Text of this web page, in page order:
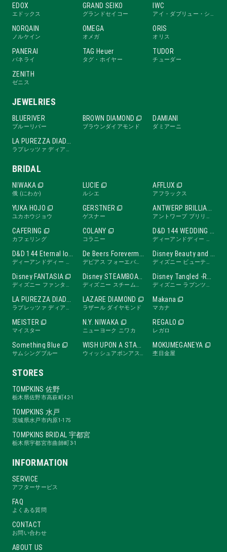
EDOX
エドックス
GRAND SEIKO
グランドセイコー
IWC
アイ・ダブリュー・シー
NORQAIN
ノルケイン
OMEGA
オメガ
ORIS
オリス
PANERAI
パネライ
TAG Heuer
タグ・ホイヤー
TUDOR
チューダー
ZENITH
ゼニス
JEWELRIES
BLUERIVER
ブルーリバー
BROWN DIAMOND
ブラウンダイアモンド
DAMIANI
ダミアーニ
LA PUREZZA DIADE
ラプレッツァ ディアーデ
BRIDAL
NIWAKA
俄 (にわか)
LUCIE
ルシエ
AFFLUX
アフラックス
YUKA HOJO
ユカホウジョウ
GERSTNER
ゲスナー
ANTWERP BRILLIANT
アントワープ ブリリアント
CAFERING
カフェリング
COLANY
コラニー
D&D 144 WEDDING BAND
ディーアンドディー ワンフォーティーフォー ウェディングバンド
D&D 144 Eternal love band
ディーアンドディー ワンフォーティーフォー エターナルラブバンド
De Beers Forevermark
デビアス フォーエバーマーク
Disney Beauty and the Beast -ROSE Line-
ディズニー ビューティ・アンド・ビースト ローズライン
Disney FANTASIA
ディズニー ファンタジア
Disney STEAMBOAT WILLIE
ディズニー スチームボートウィリー
Disney Tangled -RAPUNZEL Collection-
ディズニー ラプンツェル
LA PUREZZA DIADE
ラプレッツァ ディアーデ
LAZARE DIAMOND
ラザール ダイヤモンド
Makana
マカナ
MEISTER
マイスター
N.Y. NIWAKA
ニューヨーク ニワカ
REGALO
レガロ
Something Blue
サムシングブルー
WISH UPON A STAR
ウィッシュアポンアスター
MOKUMEGANEYA
杢目金屋
STORES
TOMPKINS 佐野
栃木県佐野市高萩町42-1
TOMPKINS 水戸
茨城県水戸市内原1-175
TOMPKINS BRIDAL 宇都宮
栃木県宇都宮市曲師町3-1
INFORMATION
SERVICE
アフターサービス
FAQ
よくある質問
CONTACT
お問い合わせ
ABOUT US